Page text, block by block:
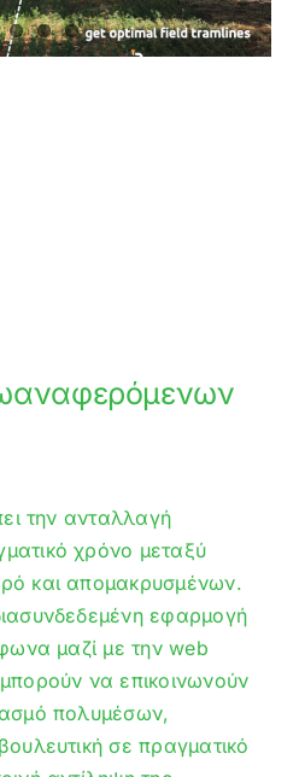
την ανταλλαγή
χρόνο μεταξύ
και απομακρυσμένων.
εφαρμογή
μαζί με την web
να επικοινωνούν
πολυμέσων,
σε πραγματικό